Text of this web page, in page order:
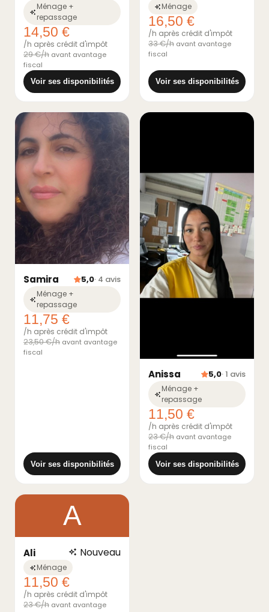
Ménage +
repassage
14,50 €
/h après crédit d'impôt
29 €/h avant avantage
fiscal
Voir ses disponibilités
Ménage
16,50 €
/h après crédit d'impôt
33 €/h avant avantage
fiscal
Voir ses disponibilités
Samira 5,0· 4 avis
Ménage +
repassage
11,75 €
/h après crédit d'impôt
23,50 €/h avant avantage
fiscal
Voir ses disponibilités
Anissa 5,0· 1 avis
Ménage +
repassage
11,50 €
/h après crédit d'impôt
23 €/h avant avantage
fiscal
Voir ses disponibilités
A
Ali Nouveau
Ménage
11,50 €
/h après crédit d'impôt
23 €/h avant avantage